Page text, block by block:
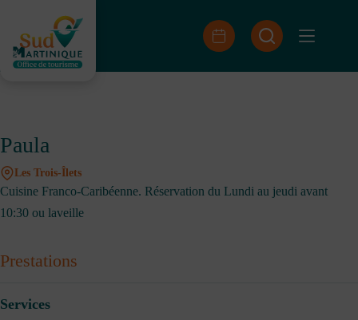
contenu
Paula
Les Trois-Îlets
Cuisine Franco-Caribéenne. Réservation du Lundi au jeudi avant
10:30 ou laveille
Prestations
Services